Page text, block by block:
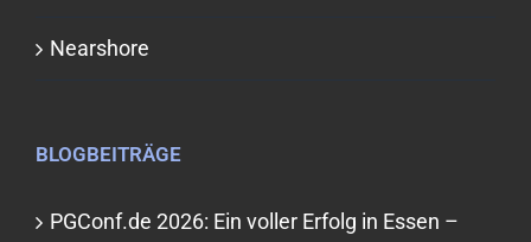
Nearshore
BLOGBEITRÄGE
PGConf.de 2026: Ein voller Erfolg in Essen –